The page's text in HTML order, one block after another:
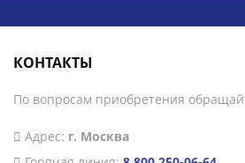
КОНТАКТЫ
По вопросам приобретения
Адрес: г. Москва